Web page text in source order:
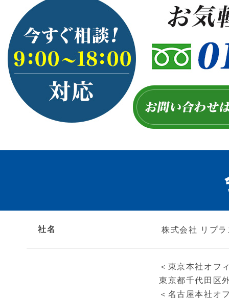
社名 株式会社 リプラ
＜東京本社オフ
東京都千代田区
＜名古屋本社オ